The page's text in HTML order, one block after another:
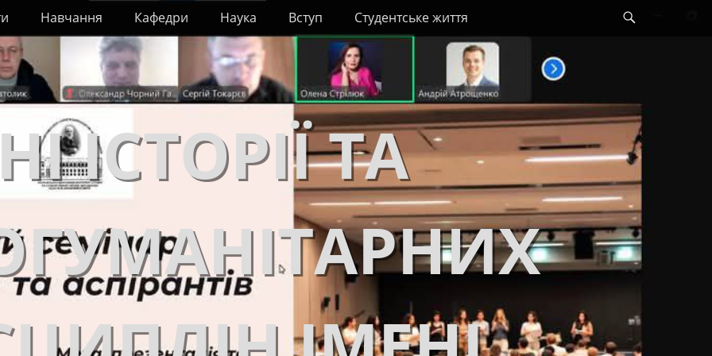
Навчання Кафедри Наука Вступ Студентське життя
ІСТОРІЇ ТА